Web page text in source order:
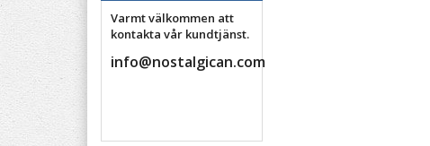
Varmt välkommen att
kontakta vår kundtjänst.
info@nostalgican.com